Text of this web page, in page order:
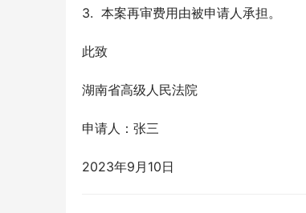
3.  本案再审费用由被申请人承担。
此致
湖南省高级人民法院
申请人：张三
2023年9月10日